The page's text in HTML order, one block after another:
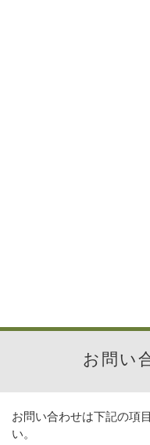
お問い
お問い合わせは下記の項
い。